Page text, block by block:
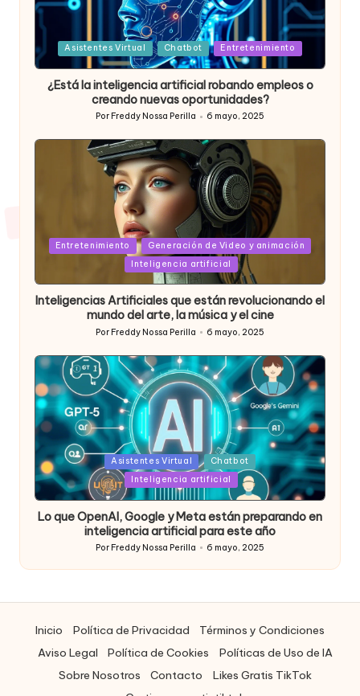
PostedAsistentes Virtual Chatbot Entretenimiento
¿Está la inteligencia artificial robando empleos o
creando nuevas oportunidades?
Publicado
por
Por Freddy Nossa Perilla 6 mayo, 2025
Posted
Entretenimiento
Generación de Video y animación
Inteligencia artificial
Inteligencias Artificiales que están revolucionando el
mundo del arte, la música y el cine
Publicado
Por Freddy Nossa Perilla 6 mayo, 2025
Posted
in
Asistentes Virtual
Chatbot
Inteligencia artificial
Lo que OpenAI, Google y Meta están preparando en
inteligencia artificial para este año
Publicado
por
Por Freddy Nossa Perilla 6 mayo, 2025
Inicio Política de Privacidad
Términos y Condiciones
Aviso Legal
Política de Cookies
Políticas de Uso de IA
Sobre Nosotros
Contacto
Likes Gratis TikTok